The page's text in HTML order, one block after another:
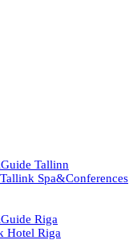
Tallinn
Spa&Conferences
Riga
Hotel Riga